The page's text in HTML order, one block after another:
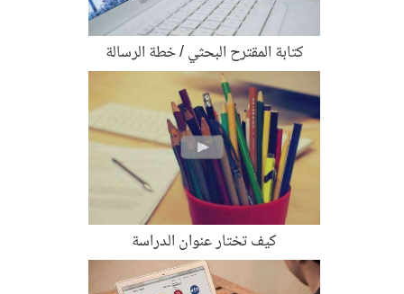
كتابة المقترح البحثي / خطة الرسالة
كيف تختار عنوان الدراسة